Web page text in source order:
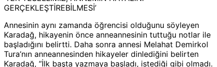
GERÇEKLEŞTİREBİLMESİ’
Annesinin aynı zamanda öğrencisi olduğunu söyleyen
Karadağ, hikayenin önce anneannesinin tuttuğu notlar ile
başladığını belirtti. Daha sonra annesi Melahat Demirkol
Tura’nın anneannesinden hikayeler dinlediğini belirten
Karadağ, “İlk başta yazmaya başladı, istediği gibi olmadı.